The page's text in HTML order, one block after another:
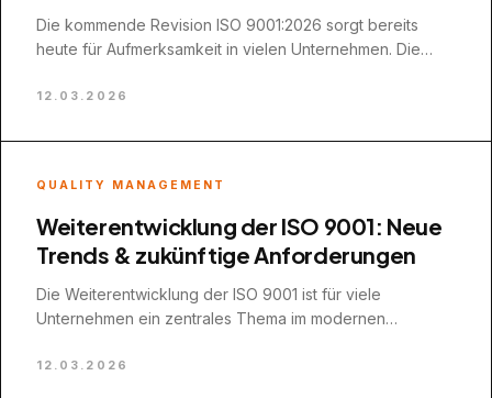
Die kommende Revision ISO 9001:2026 sorgt bereits
heute für Aufmerksamkeit in vielen Unternehmen. Die
regelmäßig überarbeitet, um…
12.03.2026
QUALITY MANAGEMENT
Weiterentwicklung der ISO 9001: Neue
Trends & zukünftige Anforderungen
Die Weiterentwicklung der ISO 9001 ist für viele
Unternehmen ein zentrales Thema im modernen
Norm…
12.03.2026